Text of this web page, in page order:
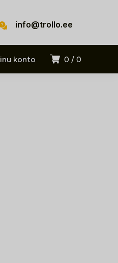
info@trollo.ee
0 0
konto